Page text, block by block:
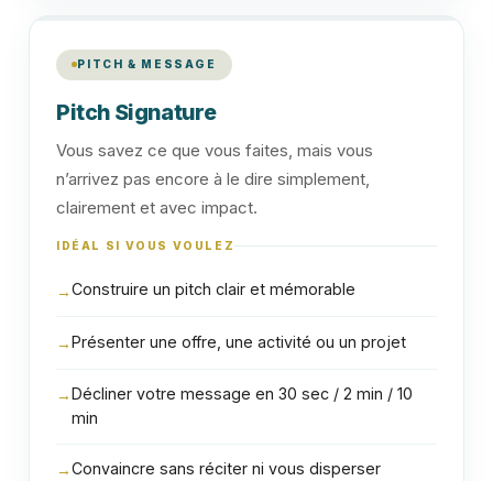
PITCH & MESSAGE
Pitch Signature
Vous savez ce que vous faites, mais vous
n’arrivez pas encore à le dire simplement,
clairement et avec impact.
IDÉAL SI VOUS VOULEZ
→Construire un pitch clair et mémorable
→Présenter une offre, une activité ou un projet
→Décliner votre message en 30 sec / 2 min / 10
min
→Convaincre sans réciter ni vous disperser